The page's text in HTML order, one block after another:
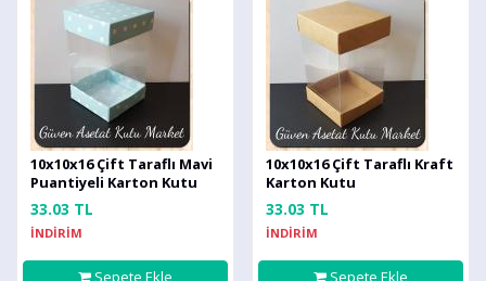
10x10x16 Çift Taraflı Mavi
Puantiyeli Karton Kutu
33.03 TL
İNDİRİM
Sepete Ekle
10x10x16 Çift Taraflı Kraft
Karton Kutu
33.03 TL
İNDİRİM
Sepete Ekle